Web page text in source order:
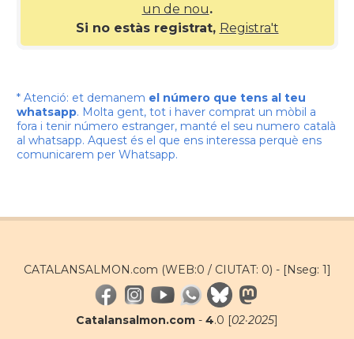
un de nou.
Si no estàs registrat, Registra't
* Atenció: et demanem el número que tens al teu
whatsapp. Molta gent, tot i haver comprat un mòbil a
fora i tenir número estranger, manté el seu numero català
al whatsapp. Aquest és el que ens interessa perquè ens
comunicarem per Whatsapp.
CATALANSALMON.com (WEB:0 / CIUTAT: 0) - [Nseg: 1]
Catalansalmon.com - 4.0 [02·2025]